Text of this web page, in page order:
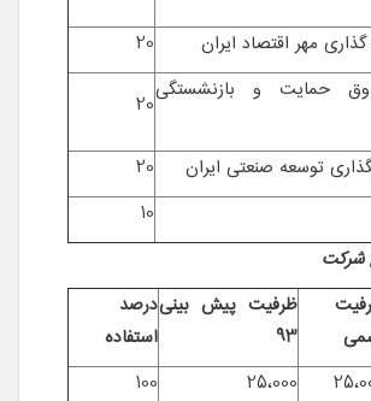
مهر اقتصاد ایران
20
حمایت و بازنشستگی20
توسعه صنعتی ایران
20
10
شرکت
ظرفیت پیش بینی
93
درصد
استفاده
25،000
100